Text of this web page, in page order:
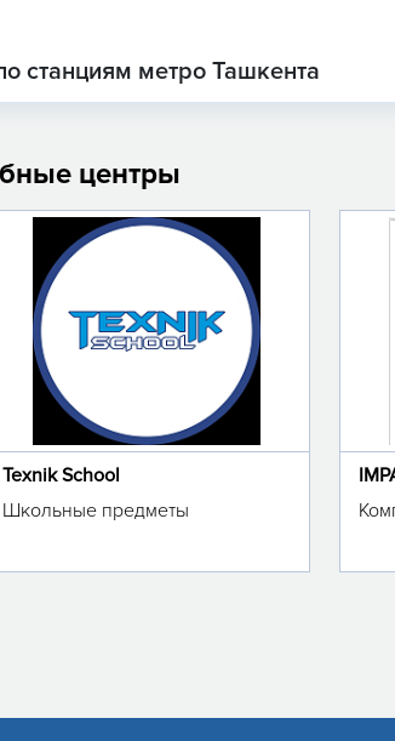
станциям метро Ташкента
центры
Texnik School
Школьные предметы